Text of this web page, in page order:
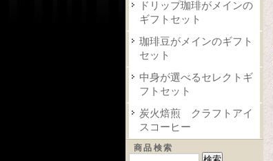
ドリップ珈琲がメインの
ギフトセット
珈琲豆がメインのギフト
セット
中身が選べるセレクトギ
フトセット
炭火焙煎 クラフトアイ
スコーヒー
商品検索